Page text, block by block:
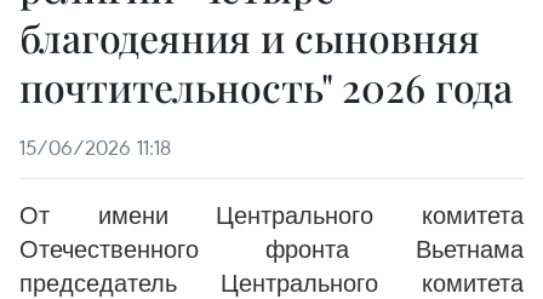
благодеяния и сыновняя
почтительность" 2026 года
15/06/2026 11:18
От имени Центрального комитета
Отечественного фронта Вьетнама
председатель Центрального комитета